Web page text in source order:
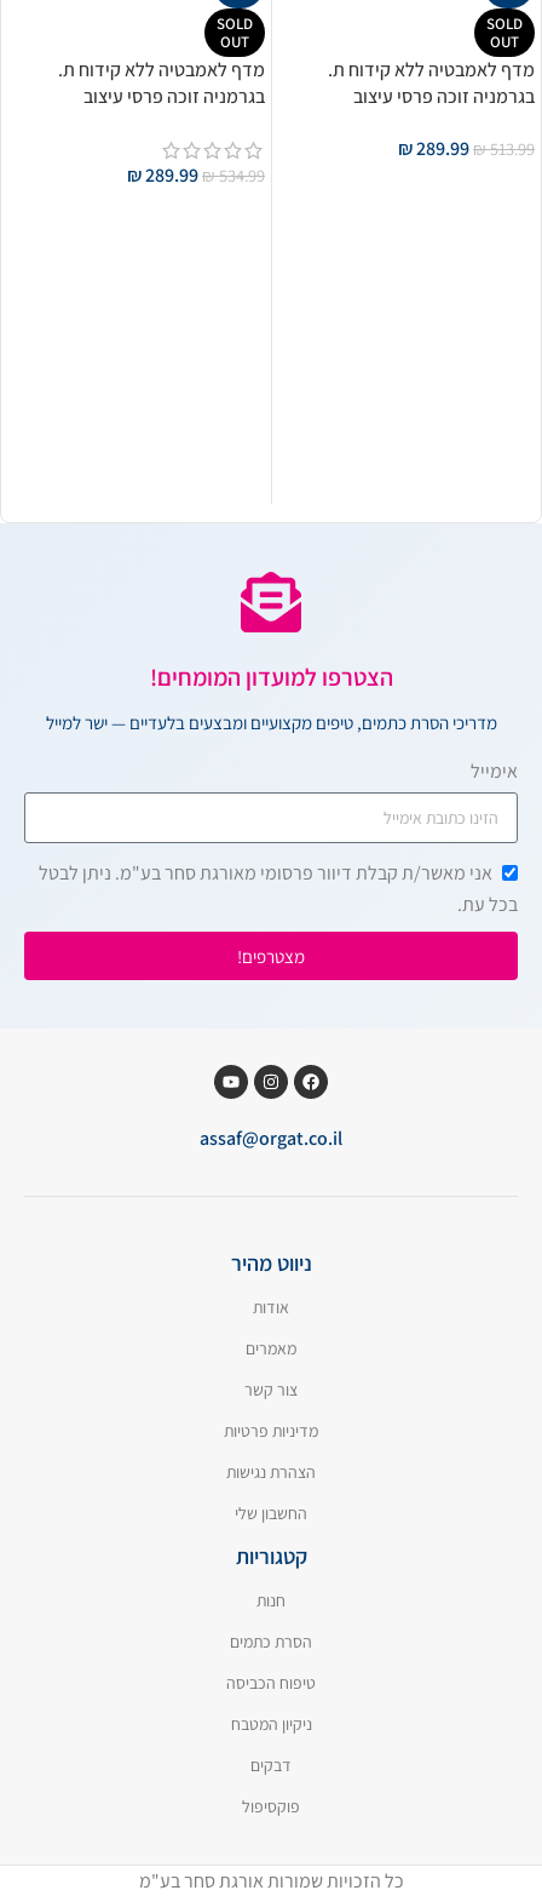
SOLD
OUT
מדף לאמבטיה ללא קידוח ת.
בגרמניה זוכה פרסי עיצוב
₪513.99
₪289.99
SOLD
OUT
מדף לאמבטיה ללא קידוח ת.
בגרמניה זוכה פרסי עיצוב
₪534.99
₪289.99
הצטרפו למועדון המומחים!
מדריכי הסרת כתמים, טיפים מקצועיים ומבצעים בלעדיים — ישר למייל
אימייל
אני מאשר/ת קבלת דיוור פרסומי מאורגת סחר בע"מ. ניתן לבטל
בכל עת.
מצטרפים!
assaf@orgat.co.il
ניווט מהיר
אודות
מאמרים
צור קשר
מדיניות פרטיות
הצהרת נגישות
החשבון שלי
קטגוריות
חנות
הסרת כתמים
טיפוח הכביסה
ניקיון המטבח
דבקים
פוקסיפול
כל הזכויות שמורות אורגת סחר בע"מ